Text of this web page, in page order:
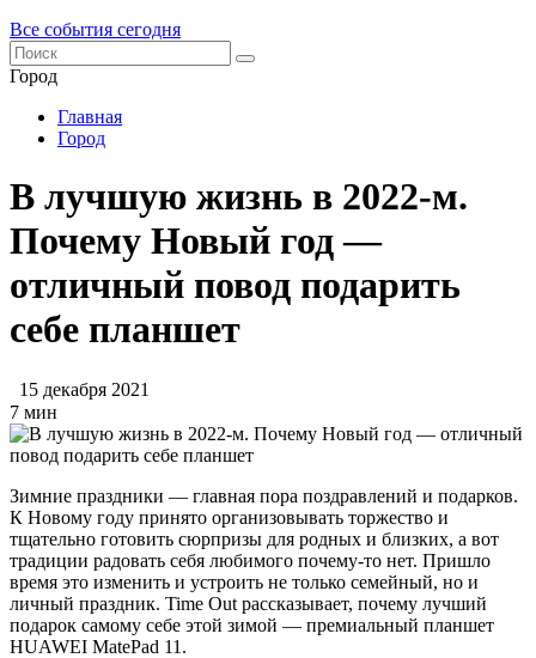
Все события сегодня
Город
Главная
Город
В лучшую жизнь в 2022-м.
Почему Новый год —
отличный повод подарить
себе планшет
15 декабря 2021
7 мин
Зимние праздники — главная пора поздравлений и подарков.
К Новому году принято организовывать торжество и
тщательно готовить сюрпризы для родных и близких, а вот
традиции радовать себя любимого почему-то нет. Пришло
время это изменить и устроить не только семейный, но и
личный праздник. Time Out рассказывает, почему лучший
подарок самому себе этой зимой — премиальный планшет
HUAWEI MatePad 11.